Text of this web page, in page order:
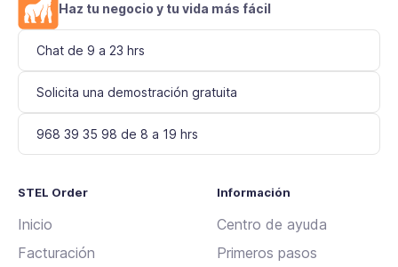
Haz tu negocio y tu vida más fácil
Chat de 9 a 23 hrs
Solicita una demostración gratuita
968 39 35 98 de 8 a 19 hrs
STEL Order
Inicio
Facturación
Información
Centro de ayuda
Primeros pasos